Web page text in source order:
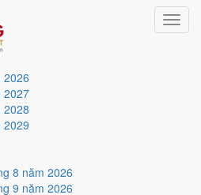
Toggle
2026
2027
2028
2029
8 năm 2026
9 năm 2026
năm 2003 -
Xích Đoài